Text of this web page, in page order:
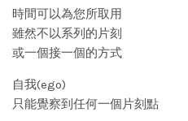
時間可以為您所取用
雖然不以系列的片刻
或一個接一個的方式
自我(ego)
只能覺察到任何一個片刻點